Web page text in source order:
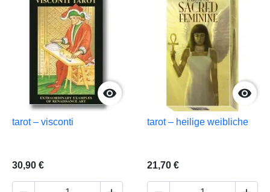

tarot – visconti
30,90 €

tarot – heilige weibliche
21,70 €